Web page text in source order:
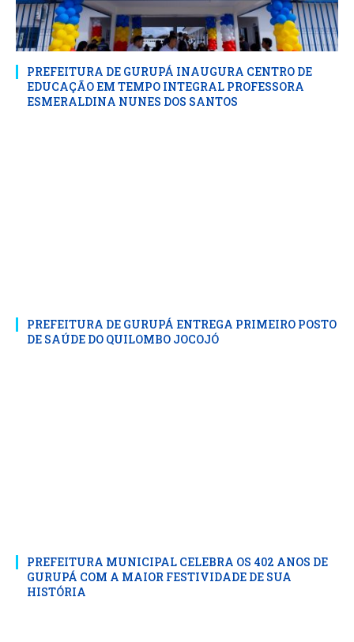
PREFEITURA DE GURUPÁ INAUGURA CENTRO DE
EDUCAÇÃO EM TEMPO INTEGRAL PROFESSORA
ESMERALDINA NUNES DOS SANTOS
PREFEITURA DE GURUPÁ ENTREGA PRIMEIRO POSTO
DE SAÚDE DO QUILOMBO JOCOJÓ
PREFEITURA MUNICIPAL CELEBRA OS 402 ANOS DE
GURUPÁ COM A MAIOR FESTIVIDADE DE SUA
HISTÓRIA